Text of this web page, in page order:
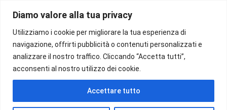
Diamo valore alla tua privacy
Utilizziamo i cookie per migliorare la tua esperienza di
navigazione, offrirti pubblicità o contenuti personalizzati e
analizzare il nostro traffico. Cliccando “Accetta tutti”,
acconsenti al nostro utilizzo dei cookie.
Accettare tutto
contenuto
ASSISTENZA CALDAIE
LEINI’